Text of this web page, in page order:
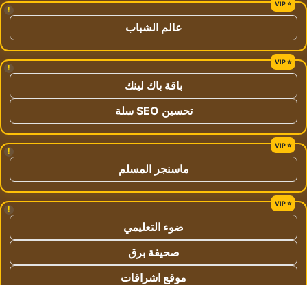
!
عالم الشباب
!
باقة باك لينك
تحسين SEO سلة
!
ماسنجر المسلم
!
ضوء التعليمي
صحيفة برق
موقع اشراقات